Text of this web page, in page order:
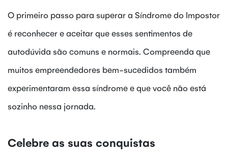
O primeiro passo para superar a Síndrome do Impostor
é reconhecer e aceitar que esses sentimentos de
autodúvida são comuns e normais. Compreenda que
muitos empreendedores bem-sucedidos também
experimentaram essa síndrome e que você não está
sozinho nessa jornada.
Celebre as suas conquistas